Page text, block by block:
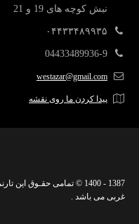
نبش کوچه های 19 و 21
۰۴۴۳۳۴۸۹۹۳۵
04433489936-9
westazar@gmail.com
پیدا کردن ما روی نقشه
1387 - 1400 © تمامی حقـوق
غربی می باشد .